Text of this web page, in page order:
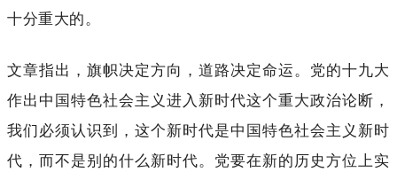
十分重大的。
文章指出，旗帜决定方向，道路决定命运。党的十九大
作出中国特色社会主义进入新时代这个重大政治论断，
我们必须认识到，这个新时代是中国特色社会主义新时
代，而不是别的什么新时代。党要在新的历史方位上实